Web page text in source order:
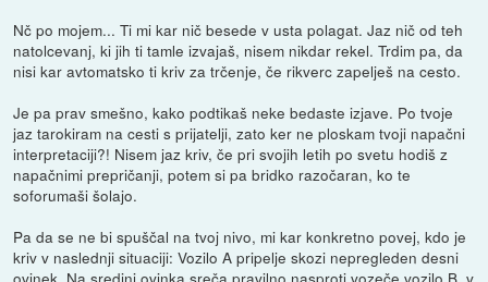
Nč po mojem... Ti mi kar nič besede v usta polagat. Jaz nič od teh
natolcevanj, ki jih ti tamle izvajaš, nisem nikdar rekel. Trdim pa, da
nisi kar avtomatsko ti kriv za trčenje, če rikverc zapelješ na cesto.
Je pa prav smešno, kako podtikaš neke bedaste izjave. Po tvoje
jaz tarokiram na cesti s prijatelji, zato ker ne ploskam tvoji napačni
interpretaciji?! Nisem jaz kriv, če pri svojih letih po svetu hodiš z
napačnimi prepričanji, potem si pa bridko razočaran, ko te
soforumaši šolajo.
Pa da se ne bi spuščal na tvoj nivo, mi kar konkretno povej, kdo je
kriv v naslednji situaciji: Vozilo A pripelje skozi nepregleden desni
ovinek. Na sredini ovinka sreča pravilno nasproti vozeče vozilo B, v